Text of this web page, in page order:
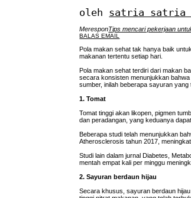
oleh satria satria
MeresponTips mencari pekerjaan
BALAS EMAIL
Pola makan sehat tak hanya baik
makanan tertentu setiap hari.
Pola makan sehat terdiri dari makan
secara konsisten menunjukkan
sumber, inilah beberapa sayuran
1. Tomat
Tomat tinggi akan likopen, pigmen
dan peradangan, yang keduanya
Beberapa studi telah menunjukkan
Atherosclerosis tahun 2017,
Studi lain dalam jurnal Diabetes,
mentah empat kali per minggu
2. Sayuran berdaun hijau
Secara khusus, sayuran berdaun